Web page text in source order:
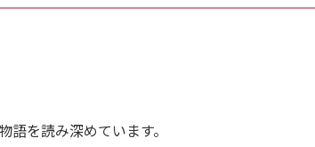
を読み深めています。